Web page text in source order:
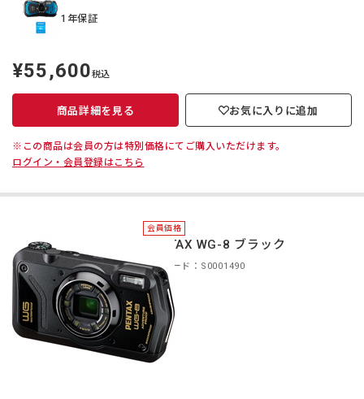
1年保証
定
価
¥55,600税込
商品詳細を見る お気に入りに追加
※この商品は会員の方は特別価格にてご購入いただけます。
ログイン・会員登録はこちら
会員価格
PENTAX WG-8 ブラック
商品コード：S0001490